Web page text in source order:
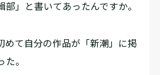
」と書いてあったんですか。
て自分の作品が「新潮」に掲
。